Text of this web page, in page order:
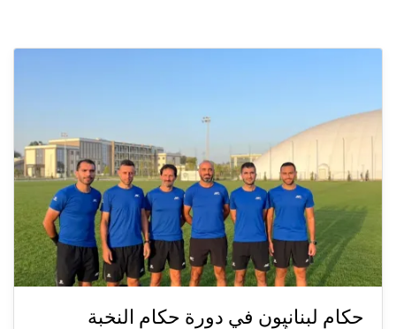
حكام لبنانيون في دورة حكام النخبة